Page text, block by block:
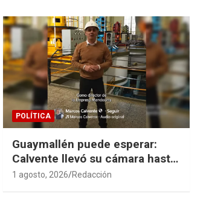
POLÍTICA
Guaymallén puede esperar:
Calvente llevó su cámara hasta
San Rafael
1 agosto, 2026 Redacción